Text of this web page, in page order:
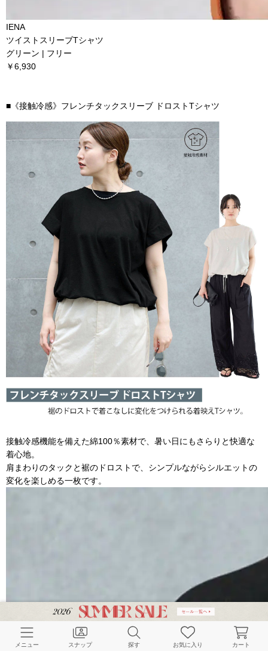
IENA
ツイストスリーブTシャツ
グリーン | フリー
￥6,930
■ 《接触冷感》フレンチタックスリーブ ドロストTシャツ
接触冷感機能を備えた綿100％素材で、暑い日にもさらりと快適な
着心地。
肩まわりのタックと裾のドロストで、シンプルながらシルエットの
変化を楽しめる一枚です。
メニュー スナップ 探す お気に入り カート